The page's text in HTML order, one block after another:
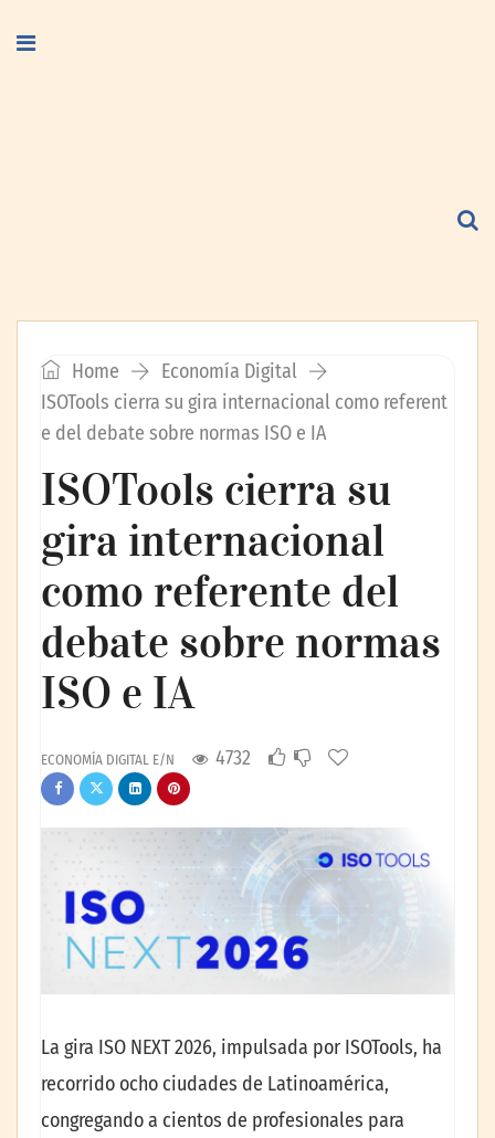
Home
Economía Digital
ISOTools cierra su gira internacional como referent
e del debate sobre normas ISO e IA
ISOTools cierra su
gira internacional
como referente del
debate sobre normas
ISO e IA
ECONOMÍA DIGITAL E/N 4732
La gira ISO NEXT 2026, impulsada por ISOTools, ha
recorrido ocho ciudades de Latinoamérica,
congregando a cientos de profesionales para